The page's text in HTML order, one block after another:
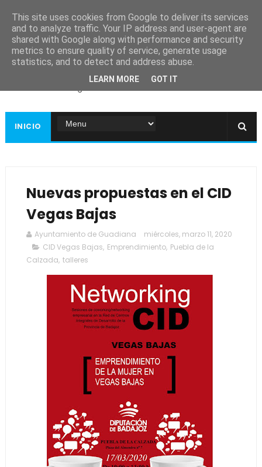
Ayuntamiento de
Guadiana
INICIO
Nuevas propuestas en el CID
Vegas Bajas
Ayuntamiento de Guadiana
miércoles, marzo 11, 2020
CID Vegas Bajas, Emprendimiento, Puebla de la
Calzada, talleres
This site uses cookies from Google to deliver its services
and to analyze traffic. Your IP address and user-agent are
shared with Google along with performance and security
metrics to ensure quality of service, generate usage
statistics, and to detect and address abuse.
LEARN MORE GOT IT